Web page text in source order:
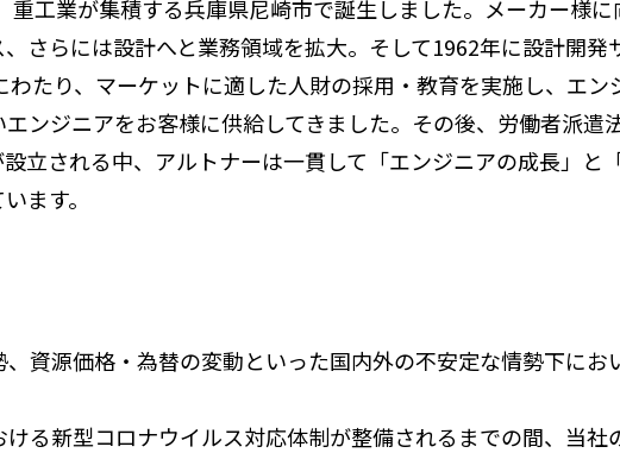
工業が集積する兵庫県尼崎市で誕生しました。メーカー様
さらには設計へと業務領域を拡大。そして1962年に設計開
たり、マーケットに適した人財の採用・教育を実施し、エ
ンジニアをお客様に供給してきました。その後、労働者派遣
立される中、アルトナーは一貫して「エンジニアの成長」と
ます。
資源価格・為替の変動といった国内外の不安定な情勢下にお
る新型コロナウイルス対応体制が整備されるまでの間、当社